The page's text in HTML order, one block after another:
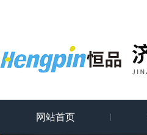
网站首页